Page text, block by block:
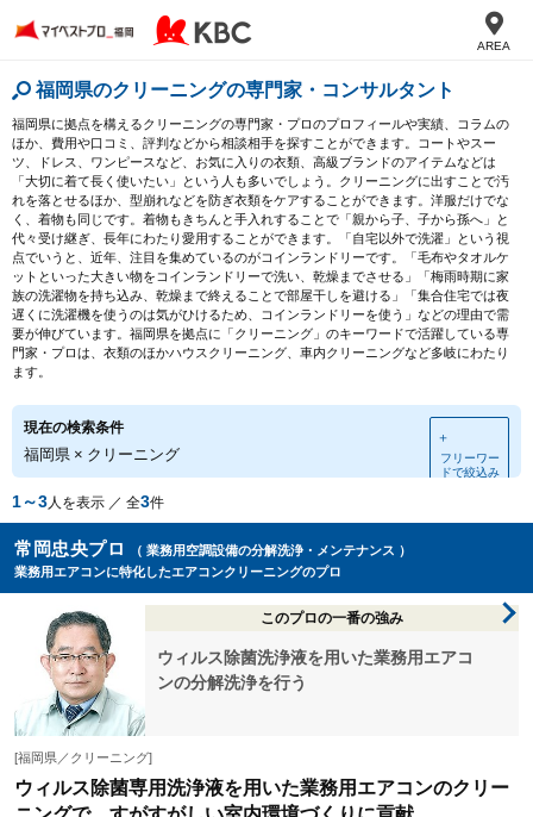
AREA
福岡県のクリーニングの専門家・コンサルタント
福岡県に拠点を構えるクリーニングの専門家・プロのプロフィールや実績、コラムの
ほか、費用や口コミ、評判などから相談相手を探すことができます。コートやスー
ツ、ドレス、ワンピースなど、お気に入りの衣類、高級ブランドのアイテムなどは
「大切に着て長く使いたい」という人も多いでしょう。クリーニングに出すことで汚
れを落とせるほか、型崩れなどを防ぎ衣類をケアすることができます。洋服だけでな
く、着物も同じです。着物もきちんと手入れすることで「親から子、子から孫へ」と
代々受け継ぎ、長年にわたり愛用することができます。「自宅以外で洗濯」という視
点でいうと、近年、注目を集めているのがコインランドリーです。「毛布やタオルケ
ットといった大きい物をコインランドリーで洗い、乾燥までさせる」「梅雨時期に家
族の洗濯物を持ち込み、乾燥まで終えることで部屋干しを避ける」「集合住宅では夜
遅くに洗濯機を使うのは気がひけるため、コインランドリーを使う」などの理由で需
要が伸びています。福岡県を拠点に「クリーニング」のキーワードで活躍している専
門家・プロは、衣類のほかハウスクリーニング、車内クリーニングなど多岐にわたり
ます。
現在の検索条件
福岡県 × クリーニング
＋
フリーワー
ドで絞込み
1～3人を表示 ／ 全3件
常岡忠央プロ
（ 業務用空調設備の分解洗浄・メンテナンス ）
業務用エアコンに特化したエアコンクリーニングのプロ
このプロの一番の強み
ウィルス除菌洗浄液を用いた業務用エアコ
ンの分解洗浄を行う
[福岡県／クリーニング]
ウィルス除菌専用洗浄液を用いた業務用エアコンのクリー